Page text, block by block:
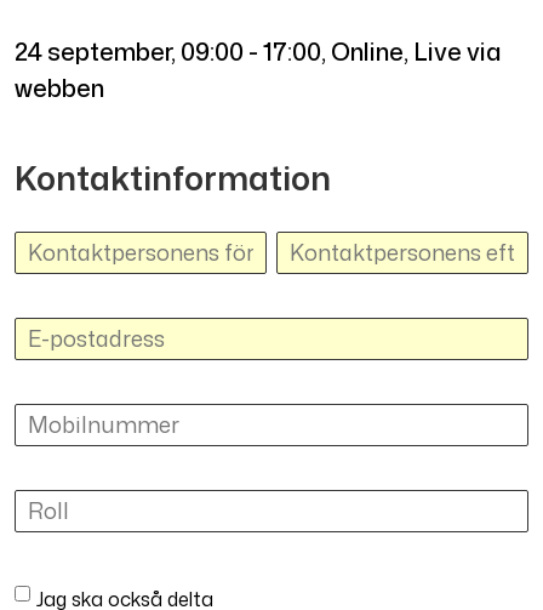
24 september, 09:00 - 17:00, Online, Live via
webben
Kontaktinformation
Jag ska också delta